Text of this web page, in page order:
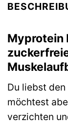
Myprotein
Du liebst
möchtest
verzichten